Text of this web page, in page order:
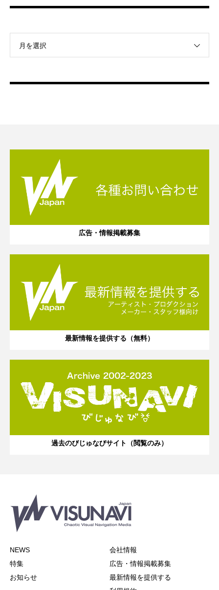
月を選択
広告・情報掲載募集
最新情報を提供する（無料）
過去のびじゅなびサイト（閲覧のみ）
NEWS
特集
お知らせ
会社情報
広告・情報掲載募集
最新情報を提供する